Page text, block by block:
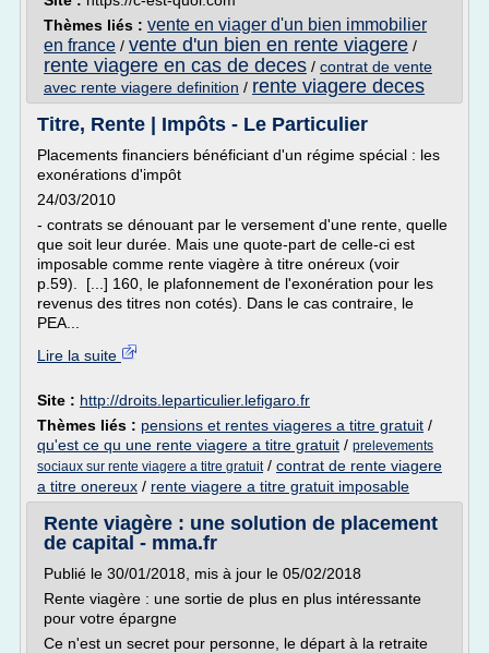
Thèmes liés : vente en viager d'un bien immobilier
en france / vente d'un bien en rente viagere /
rente viagere en cas de deces / contrat de vente
avec rente viagere definition / rente viagere deces
Titre, Rente | Impôts - Le Particulier
Placements financiers bénéficiant d'un régime spécial : les
exonérations d'impôt
24/03/2010
- contrats se dénouant par le versement d'une rente, quelle
que soit leur durée. Mais une quote-part de celle-ci est
imposable comme rente viagère à titre onéreux (voir
p.59). [...] 160, le plafonnement de l'exonération pour les
revenus des titres non cotés). Dans le cas contraire, le
PEA...
Lire la suite
Site : http://droits.leparticulier.lefigaro.fr
Thèmes liés : pensions et rentes viageres a titre gratuit /
qu'est ce qu une rente viagere a titre gratuit / prelevements
sociaux sur rente viagere a titre gratuit/ contrat de rente viagere
a titre onereux / rente viagere a titre gratuit imposable
Rente viagère : une solution de placement
de capital - mma.fr
Publié le 30/01/2018, mis à jour le 05/02/2018
Rente viagère : une sortie de plus en plus intéressante
pour votre épargne
Ce n'est un secret pour personne, le départ à la retraite